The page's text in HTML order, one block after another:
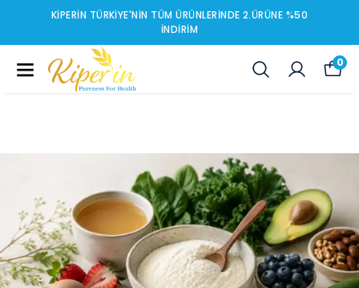
KIPERIN TÜRKIYE'NIN TÜM ÜRÜNLERINDE 2.ÜRÜNE %50
İNDIRIM
0